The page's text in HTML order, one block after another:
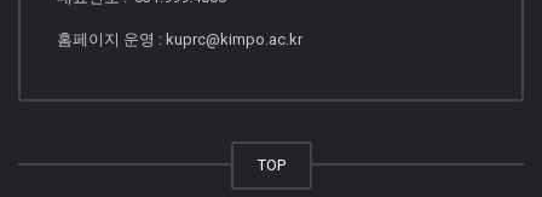
홈페이지 운영 : kuprc@kimpo.ac.kr
TOP